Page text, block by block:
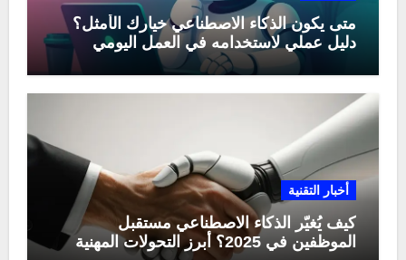
متى يكون الذكاء الاصطناعي خيارك الأمثل؟
دليل عملي لاستخدامه في العمل اليومي
أخبار التقنية
كيف يُغيّر الذكاء الاصطناعي مستقبل
الموظفين في 2025؟ أبرز التحولات المهنية